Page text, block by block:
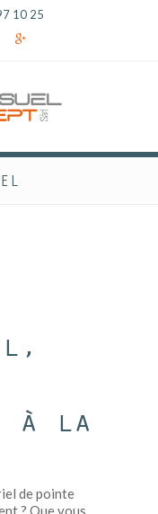
10 25
à la
de pointe
? Que vous